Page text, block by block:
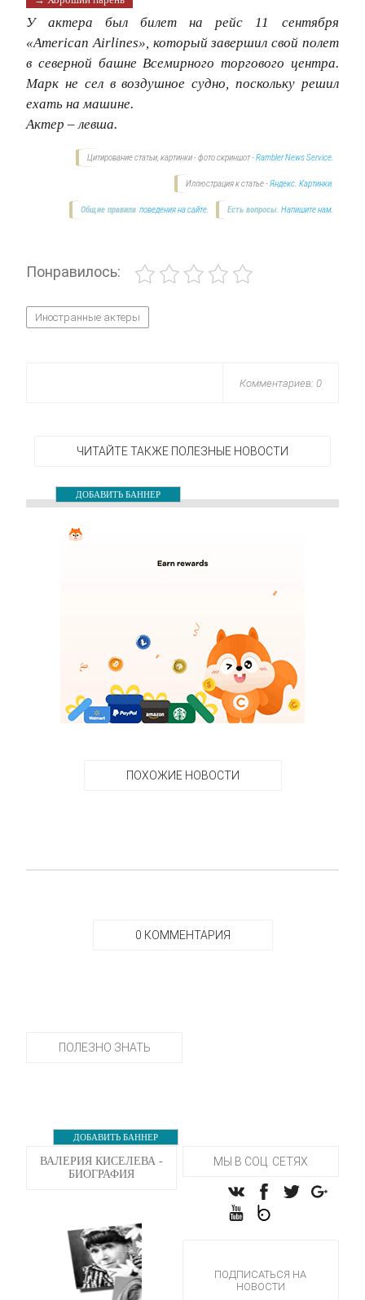
У актера был билет на рейс 11 сентября
«American Airlines», который завершил свой полет
в северной башне Всемирного торгового центра.
Марк не сел в воздушное судно, поскольку решил
ехать на машине.
Актер – левша.
Цитирование статьи, картинки - фото скриншот -Rambler News Service.
Иллюстрация к статье -Яндекс. Картинки.
Есть вопросы. Напишите нам.
Общие правила поведения на сайте.
Понравилось:
Иностранные актеры
Комментариев: 0
ЧИТАЙТЕ ТАКЖЕ ПОЛЕЗНЫЕ НОВОСТИ
ДОБАВИТЬ БАННЕР
ПОХОЖИЕ НОВОСТИ
0 КОММЕНТАРИЯ
ПОЛЕЗНО ЗНАТЬ
ВАЛЕРИЯ КИСЕЛЕВА -
БИОГРАФИЯ
МЫ В СОЦ. СЕТЯХ
ПОДПИСАТЬСЯ НА
НОВОСТИ
ДОБАВИТЬ БАННЕР